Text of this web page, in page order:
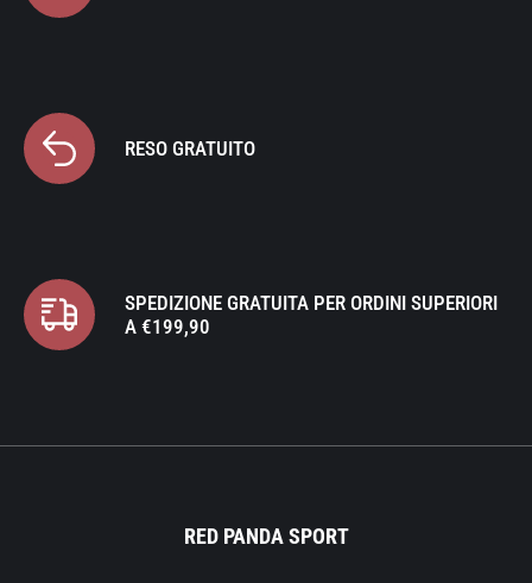
RESO GRATUITO
SPEDIZIONE GRATUITA PER ORDINI SUPERIORI
A €199,90
RED PANDA SPORT